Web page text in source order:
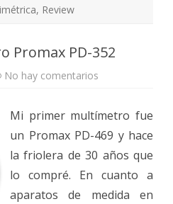
, Review
Promax PD-352
No hay comentarios
PD-
Mi primer multímetro fue
un Promax PD-469 y hace
la friolera de 30 años que
lo compré. En cuanto a
aparatos de medida en